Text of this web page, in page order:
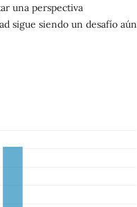
una perspectiva
sigue siendo un desafío aún